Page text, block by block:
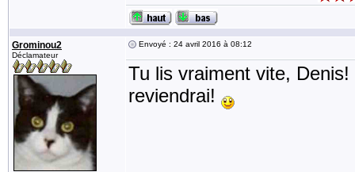
Grominou2
Déclamateur
Envoyé : 24 avril 2016 à 08:12
Tu lis vraiment vite,
reviendrai!